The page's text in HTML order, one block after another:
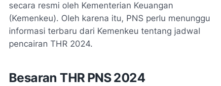
secara resmi oleh Kementerian Keuangan
(Kemenkeu). Oleh karena itu, PNS perlu menunggu
informasi terbaru dari Kemenkeu tentang jadwal
pencairan THR 2024.
Besaran THR PNS 2024